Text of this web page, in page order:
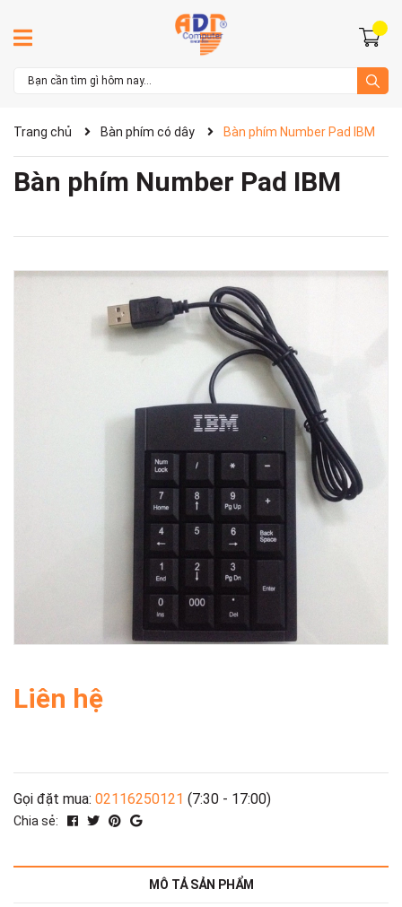
Trang chủ Bàn phím có dây Bàn phím Number Pad IBM
Bàn phím Number Pad IBM
Liên hệ
Gọi đặt mua: 02116250121 (7:30 - 17:00)
Chia sẻ:
MÔ TẢ SẢN PHẨM